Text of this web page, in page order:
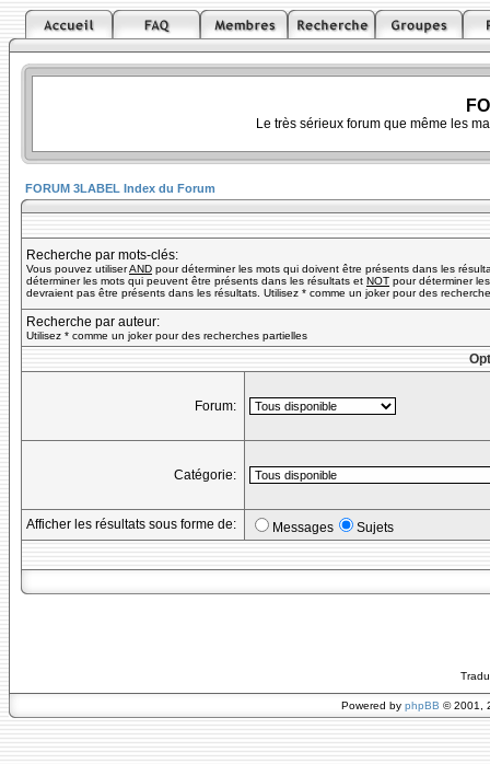
Le très sérieux forum que même les
FORUM 3LABEL Index du Forum
Recherche par mots-clés:
Vous pouvez utiliserAND pour déterminer les mots qui doivent être présents dans les
déterminer les mots qui peuvent être présents dans les résultats et NOT pour déterminer
devraient pas être présents dans les résultats. Utilisez * comme un joker pour des
Recherche par auteur:
Utilisez * comme un joker pour des recherches partielles
Forum:
Catégorie:
Afficher les résultats sous forme de: Messages Sujets
Powered by phpBB © 2001,